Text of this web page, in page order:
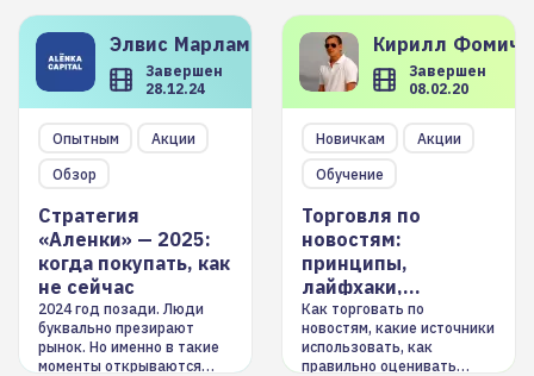
Элвис Марламов
Завершен
28.12.24
Опытным
Акции
Обзор
Стратегия
«Аленки» — 2025:
когда покупать, как
не сейчас
2024 год позади. Люди
буквально презирают
рынок. Но именно в такие
моменты открываются
Кирилл
Завершен
08.02.20
Новичкам
Акции
Обучение
Торговля по
новостям:
принципы,
лайфхаки,
инструменты
Как торговать по
новостям, какие источники
использовать, как
правильно оценивать